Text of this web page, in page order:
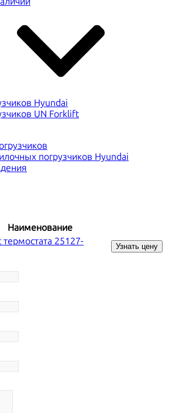
Hyundai
UN Forklift
погрузчиков Hyundai
Наименование
термостата 25127-
Узнать цену